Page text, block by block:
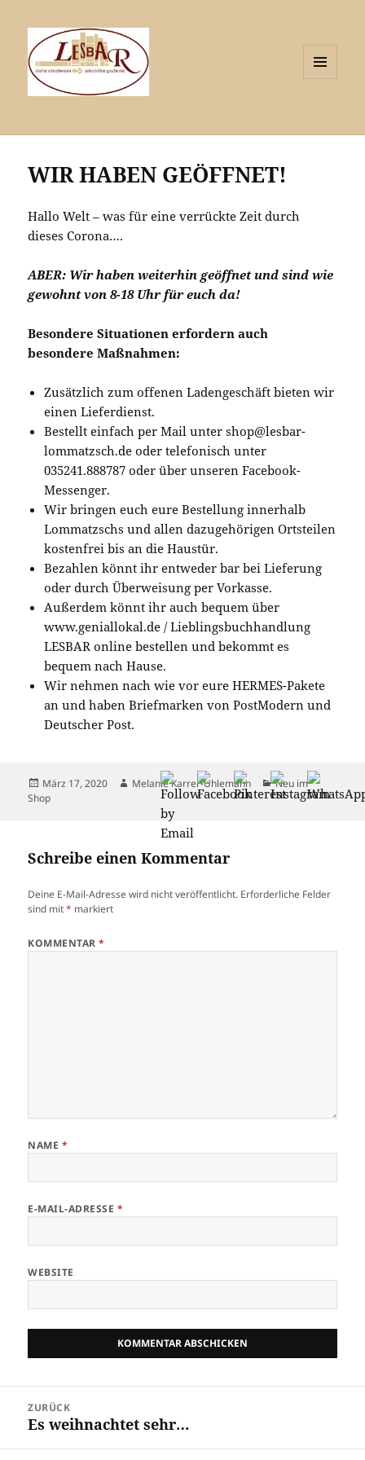
WIR HABEN GEÖFFNET!
Hallo Welt – was für eine verrückte Zeit durch
dieses Corona….
ABER: Wir haben weiterhin geöffnet und sind wie
gewohnt von 8-18 Uhr für euch da!
Besondere Situationen erfordern auch
besondere Maßnahmen:
Zusätzlich zum offenen Ladengeschäft bieten wir
einen Lieferdienst.
Bestellt einfach per Mail unter shop@lesbar-
lommatzsch.de oder telefonisch unter
035241.888787 oder über unseren Facebook-
Messenger.
Wir bringen euch eure Bestellung innerhalb
Lommatzschs und allen dazugehörigen Ortsteilen
kostenfrei bis an die Haustür.
Bezahlen könnt ihr entweder bar bei Lieferung
oder durch Überweisung per Vorkasse.
Außerdem könnt ihr auch bequem über
www.geniallokal.de / Lieblingsbuchhandlung
LESBAR online bestellen und bekommt es
bequem nach Hause.
Wir nehmen nach wie vor eure HERMES-Pakete
an und haben Briefmarken von PostModern und
Deutscher Post.
Veröffentlicht
am
März 17, 2020 Autor
Melanie Karrer-Uhlemann Kategorien
Neu im
Shop
Schreibe einen Kommentar
Deine E-Mail-Adresse wird nicht veröffentlicht. Erforderliche Felder
sind mit* markiert
KOMMENTAR*
NAME *
E-MAIL-ADRESSE *
WEBSITE
ZURÜCK
Vorheriger
Es weihnachtet sehr…